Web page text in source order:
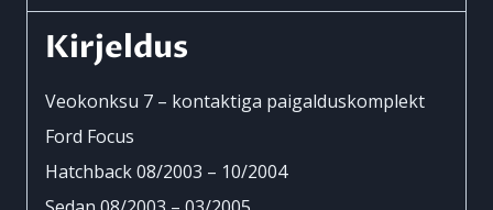
kogus
Kirjeldus
Veokonksu 7 – kontaktiga paigalduskomplekt
Ford Focus
Hatchback 08/2003 – 10/2004